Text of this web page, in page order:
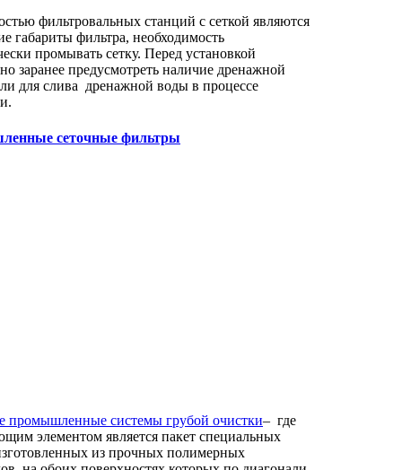
фильтровальных станций с сеткой являются
габариты фильтра, необходимость
промывать сетку. Перед установкой
заранее предусмотреть наличие дренажной
для слива дренажной воды в процессе
сеточные фильтры
промышленные системы грубой очистки– где
элементом является пакет специальных
из прочных полимерных